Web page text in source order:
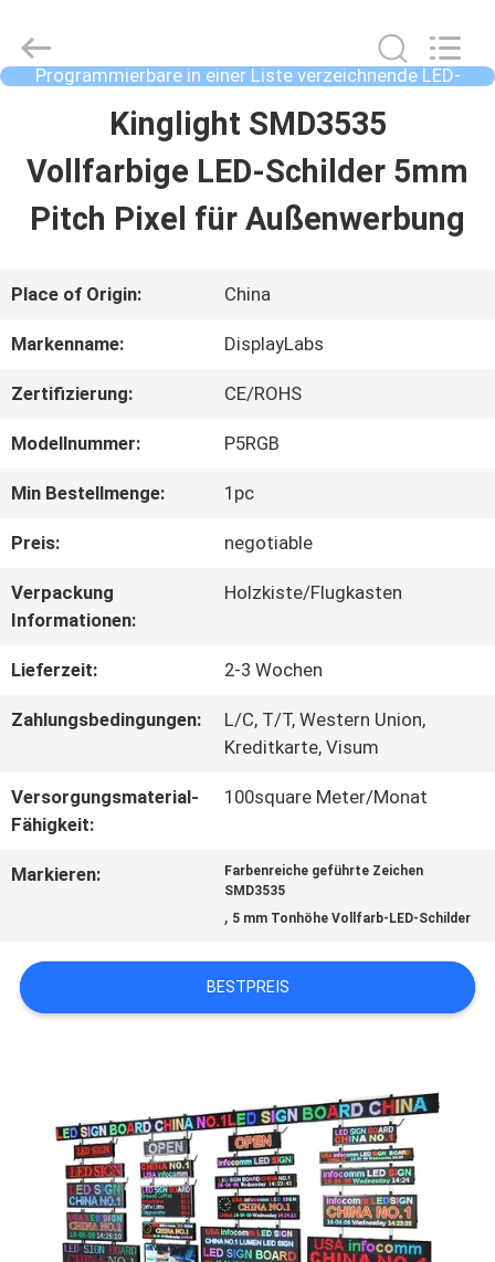
PRODUKTE
VR
SHOW
ÜBER
UNS
FABRIK-
AUSFLUG
QUALITÄTSKONTROLLE
SIE
MIT
UNS
VERBINDUNG
FORDERN
SIE EIN
ZITAT
Labs
LED
Co.,Ltd.
Programmierbare in einer Liste verzeichnende LED-
Zeichen
Kinglight SMD3535
Vollfarbige LED-Schilder 5mm
Pitch Pixel für Außenwerbung
Place of Origin: China
Markenname: DisplayLabs
Zertifizierung: CE/ROHS
Modellnummer: P5RGB
Min Bestellmenge: 1pc
Preis: negotiable
Verpackung
Informationen:
Holzkiste/Flugkasten
Lieferzeit: 2-3 Wochen
Zahlungsbedingungen:
L/C, T/T, Western Union,
Kreditkarte, Visum
Versorgungsmaterial-
Fähigkeit:
100square Meter/Monat
Markieren:
Farbenreiche geführte Zeichen
SMD3535
, 5 mm Tonhöhe Vollfarb-LED-Schilder
BESTPREIS